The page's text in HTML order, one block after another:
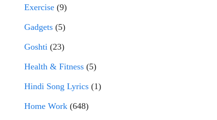
Exercise (9)
Gadgets (5)
Goshti (23)
Health & Fitness (5)
Hindi Song Lyrics (1)
Home Work (648)